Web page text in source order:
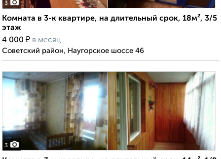
3
Комната в 3-к квартире, на длительный срок, 18м², 3/5
этаж
4 000 ₽ в месяц
Советский район, Наугорское шоссе 46
3